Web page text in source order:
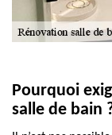
Pourquoi
salle de bain